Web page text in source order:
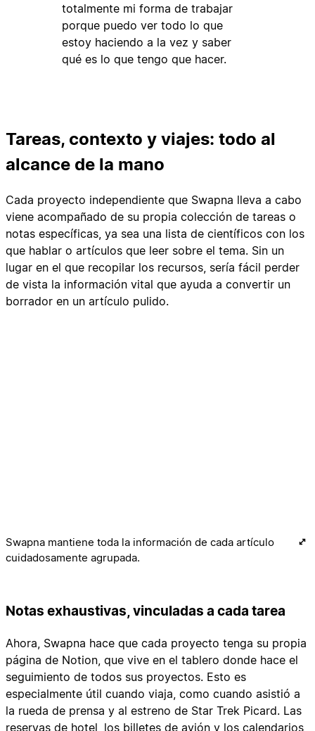
totalmente mi forma de trabajar
porque puedo ver todo lo que
estoy haciendo a la vez y saber
qué es lo que tengo que hacer.
Tareas, contexto y viajes: todo al
alcance de la mano
Cada proyecto independiente que Swapna lleva a cabo
viene acompañado de su propia colección de tareas o
notas específicas, ya sea una lista de científicos con los
que hablar o artículos que leer sobre el tema. Sin un
lugar en el que recopilar los recursos, sería fácil perder
de vista la información vital que ayuda a convertir un
borrador en un artículo pulido.
Swapna mantiene toda la información de cada artículo
cuidadosamente agrupada.
Notas exhaustivas, vinculadas a cada tarea
Ahora, Swapna hace que cada proyecto tenga su propia
página de Notion, que vive en el tablero donde hace el
seguimiento de todos sus proyectos. Esto es
especialmente útil cuando viaja, como cuando asistió a
la rueda de prensa y al estreno de Star Trek Picard. Las
reservas de hotel, los billetes de avión y los calendarios